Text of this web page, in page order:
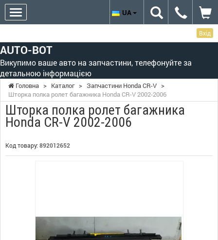
Вхід
AUTO-BOT
Викупимо ваше авто на запчастини, телефонуйте за
детальною інформацією
UA
Головна > Каталог > Запчастини Honda CR-V >
Шторка полка ролет багажника Honda CR-V 2002-2006
Шторка полка ролет багажника
Honda CR-V 2002-2006
Код товару: 892012652